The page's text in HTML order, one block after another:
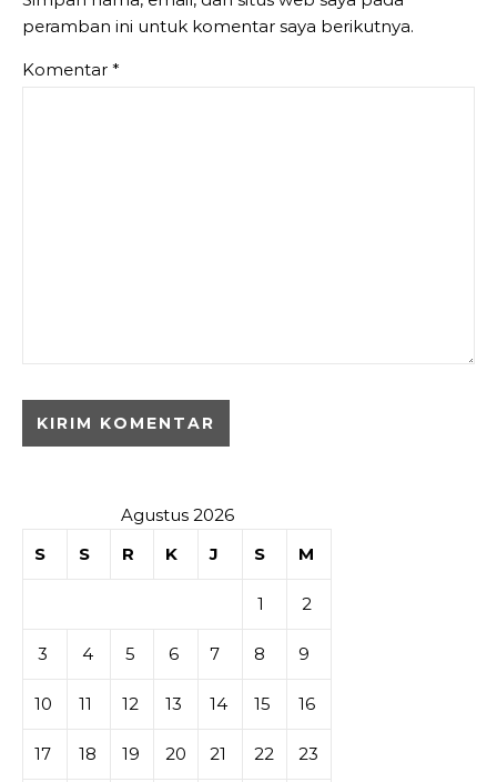
peramban ini untuk komentar saya berikutnya.
Komentar *
Agustus 2026
S
S R K J S M
1 2
3 4 5 6 7 8 9
10 11 12 13 14 15 16
17 18 19 20 21 22 23